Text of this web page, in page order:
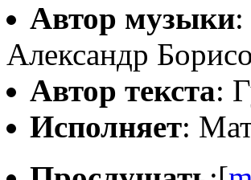
Автор музыки
Александр
Автор текста:
Исполняет: